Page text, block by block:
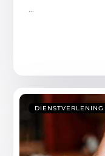
...
DIENSTVERLENING